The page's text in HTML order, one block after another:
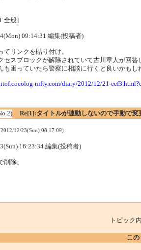
全般]
09:14:31 編集(投稿者)
てリンクを貼り付け。
セスブロックが解除されていて古川章人が回
も困っていたら警察に相談に行くと良いかもし
nifty.com/diary/2012/12/21-
Re[1]:タイトルが連動しないので手動で変
12/23(Sun) 08:17:09)
16:23:34 編集(投稿者)
削除。
トピッ
こ